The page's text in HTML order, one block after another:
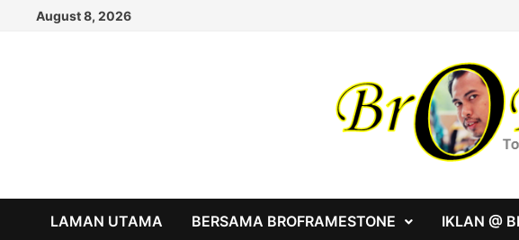
August 8, 2026
LAMAN UTAMA BERSAMA BROFRAMESTONE IKLAN @